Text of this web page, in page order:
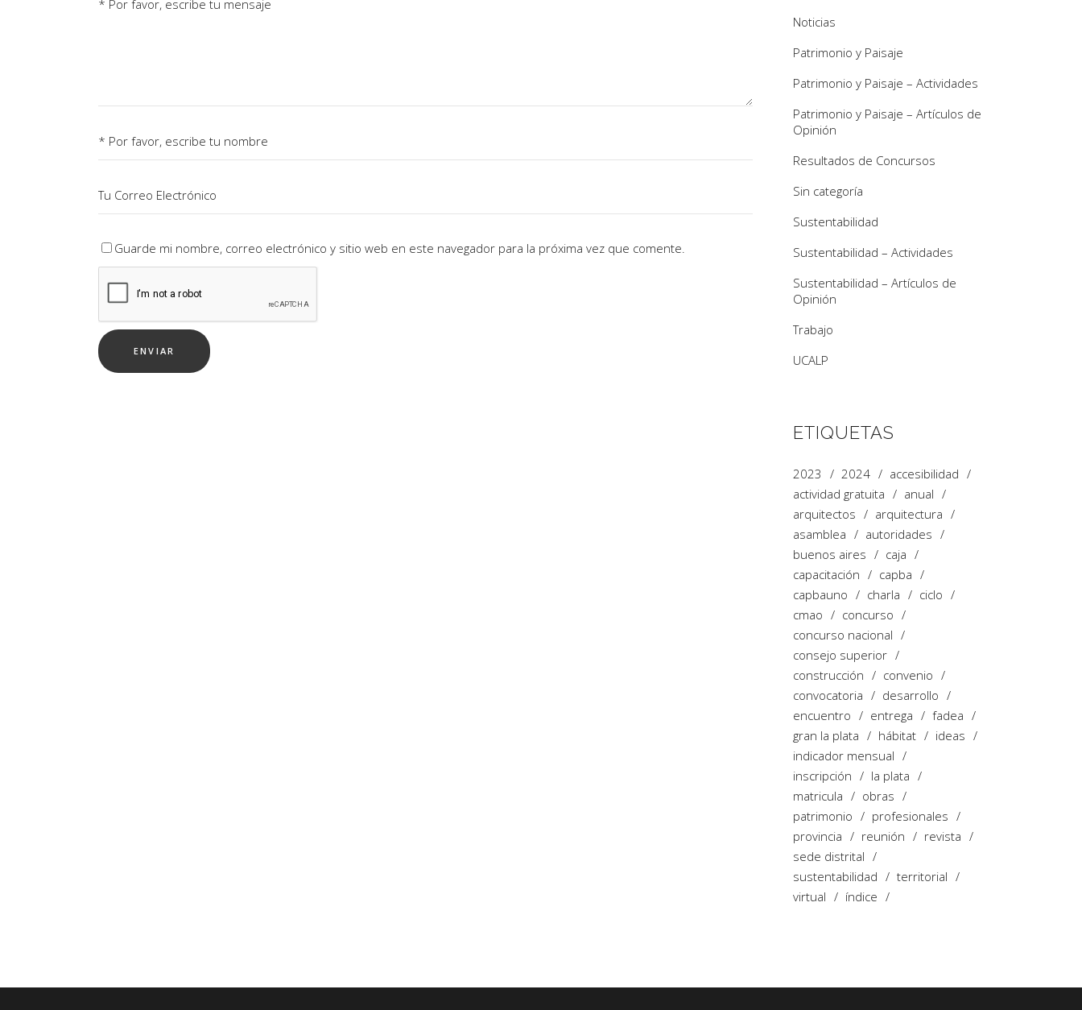
Guarde mi nombre, correo electrónico y sitio web en este navegador para la próxima vez que comente.
Noticias
Patrimonio y Paisaje
Patrimonio y Paisaje – Actividades
Patrimonio y Paisaje – Artículos de
Opinión
Resultados de Concursos
Sin categoría
Sustentabilidad
Sustentabilidad – Actividades
Sustentabilidad – Artículos de
Opinión
Trabajo
UCALP
ETIQUETAS
2023 2024
accesibilidad
actividad gratuita
anual
arquitectos
arquitectura
asamblea
autoridades
buenos aires
caja
capacitación
capba
capbauno
charla
ciclo
cmao
concurso
concurso nacional
consejo superior
construcción
convenio
convocatoria
desarrollo
encuentro
entrega
fadea
gran la plata
hábitat
ideas
indicador mensual
inscripción
la plata
matricula
obras
patrimonio
profesionales
provincia
reunión
revista
sede distrital
sustentabilidad
territorial
virtual
índice